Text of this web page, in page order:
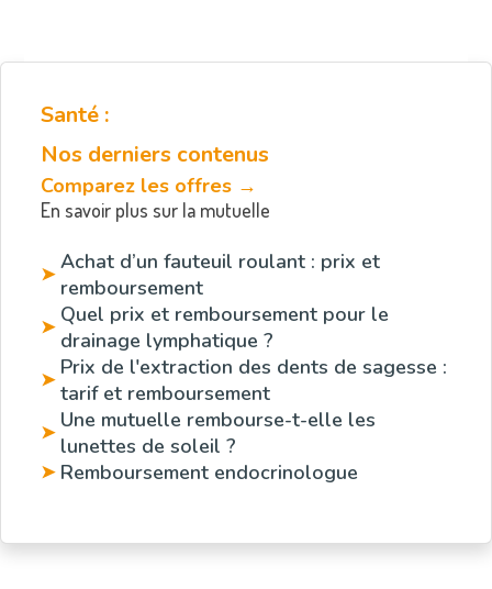
Santé :
Nos derniers contenus
Comparez les offres →
En savoir plus sur la mutuelle
➤ Achat d’un fauteuil roulant : prix et
remboursement
➤ Quel prix et remboursement pour le
drainage lymphatique ?
➤ Prix de l'extraction des dents de sagesse :
tarif et remboursement
➤ Une mutuelle rembourse-t-elle les
lunettes de soleil ?
➤ Remboursement endocrinologue